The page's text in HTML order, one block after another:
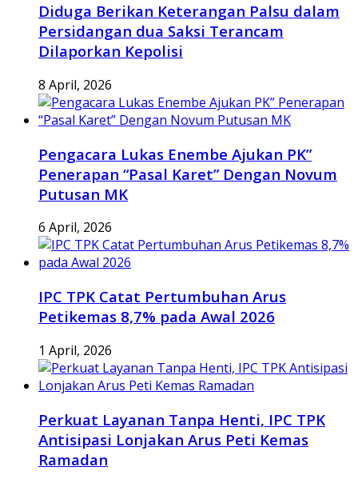
Diduga Berikan Keterangan Palsu dalam
Persidangan dua Saksi Terancam
Dilaporkan Kepolisi
8 April, 2026
Pengacara Lukas Enembe Ajukan PK”
Penerapan “Pasal Karet” Dengan Novum
Putusan MK
6 April, 2026
IPC TPK Catat Pertumbuhan Arus
Petikemas 8,7% pada Awal 2026
1 April, 2026
Perkuat Layanan Tanpa Henti, IPC TPK
Antisipasi Lonjakan Arus Peti Kemas
Ramadan